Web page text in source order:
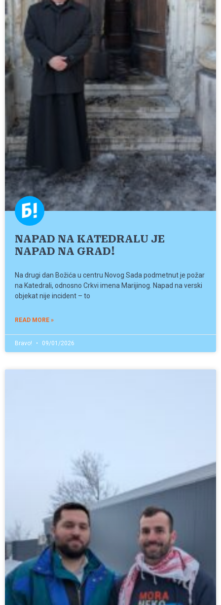
NAPAD NA KATEDRALU JE
NAPAD NA GRAD!
Na drugi dan Božića u centru Novog Sada podmetnut je požar
na Katedrali, odnosno Crkvi imena Marijinog. Napad na verski
objekat nije incident – to
READ MORE »
Bravo! 09/01/2026